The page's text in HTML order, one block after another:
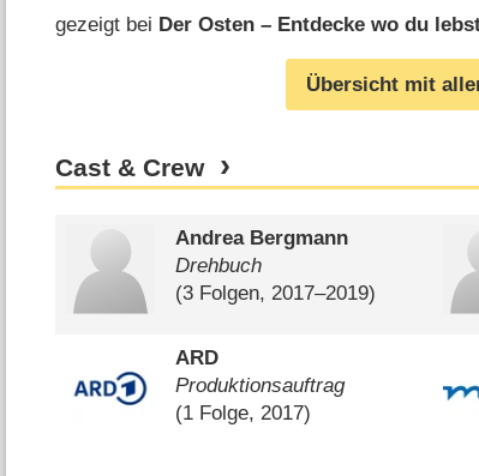
gezeigt bei Der Osten – Entdecke wo du
Übersicht mit
Cast & Crew
Andrea Bergmann
Drehbuch
(3 Folgen, 2017⁠–⁠2019)
ARD
Produktionsauftrag
(1 Folge, 2017)